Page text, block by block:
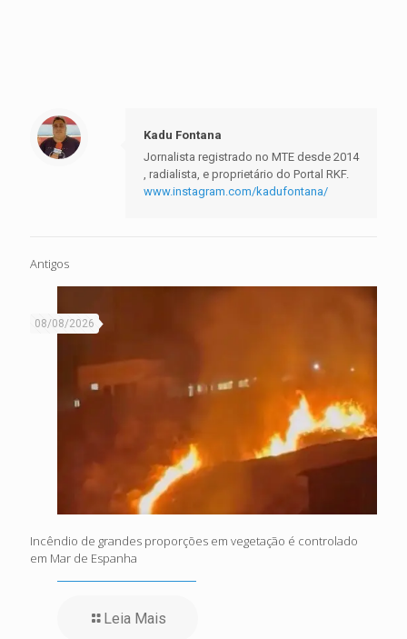
Kadu Fontana
Jornalista registrado no MTE desde 2014
, radialista, e proprietário do Portal RKF.
www.instagram.com/kadufontana/
Antigos
08/08/2026
Incêndio de grandes proporções em vegetação é controlado
em Mar de Espanha
Leia Mais